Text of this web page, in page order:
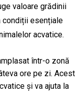
valoare grădinii
condiții esențiale
acvatice.
într-o zonă
ore pe zi. Acest
și va ajuta la